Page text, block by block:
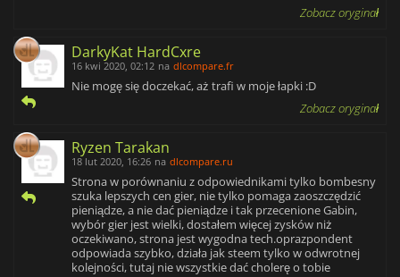
Zobacz oryginał
DarkyKat HardCxre
16 kwi 2020, 02:12 na dlcompare.fr
Nie mogę się doczekać, aż trafi w moje łapki :D
Zobacz oryginał
Ryzen Tarakan
18 lut 2020, 16:26 na dlcompare.ru
Strona w porównaniu z odpowiednikami tylko bombesny
szuka lepszych cen gier, nie tylko pomaga zaoszczędzić
pieniądze, a nie dać pieniądze i tak przecenione Gabin,
wybór gier jest wielki, dostałem więcej zysków niż
oczekiwano, strona jest wygodna tech.oprazpondent
odpowiada szybko, działa jak steem tylko w odwrotnej
kolejności, tutaj nie wszystkie dać cholerę o tobie